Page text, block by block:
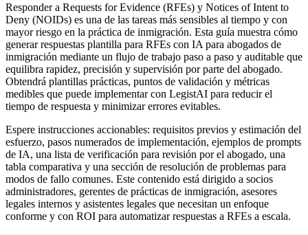
Responder a Requests for Evidence (RFEs) y Notices of Intent to
Deny (NOIDs) es una de las tareas más sensibles al tiempo y con
mayor riesgo en la práctica de inmigración. Esta guía muestra cómo
generar respuestas plantilla para RFEs con IA para abogados de
inmigración mediante un flujo de trabajo paso a paso y auditable que
equilibra rapidez, precisión y supervisión por parte del abogado.
Obtendrá plantillas prácticas, puntos de validación y métricas
medibles que puede implementar con LegistAI para reducir el
tiempo de respuesta y minimizar errores evitables.
Espere instrucciones accionables: requisitos previos y estimación del
esfuerzo, pasos numerados de implementación, ejemplos de prompts
de IA, una lista de verificación para revisión por el abogado, una
tabla comparativa y una sección de resolución de problemas para
modos de fallo comunes. Este contenido está dirigido a socios
administradores, gerentes de prácticas de inmigración, asesores
legales internos y asistentes legales que necesitan un enfoque
conforme y con ROI para automatizar respuestas a RFEs a escala.